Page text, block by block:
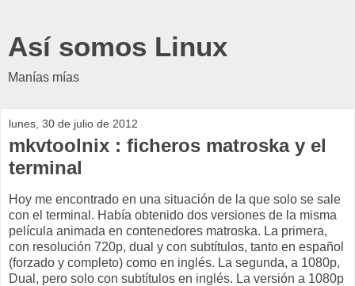
Así somos Linux
Manías mías
lunes, 30 de julio de 2012
mkvtoolnix : ficheros matroska y el
terminal
Hoy me encontrado en una situación de la que solo se sale
con el terminal. Había obtenido dos versiones de la misma
película animada en contenedores matroska. La primera,
con resolución 720p, dual y con subtítulos, tanto en español
(forzado y completo) como en inglés. La segunda, a 1080p,
Dual, pero solo con subtítulos en inglés. La versión a 1080p